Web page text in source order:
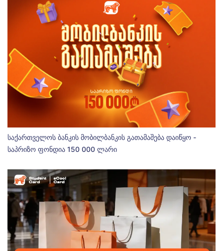
საქართველოს ბანკის მობილბანკის გათამაშება დაიწყო -
საპრიზო ფონდია 150 000 ლარი